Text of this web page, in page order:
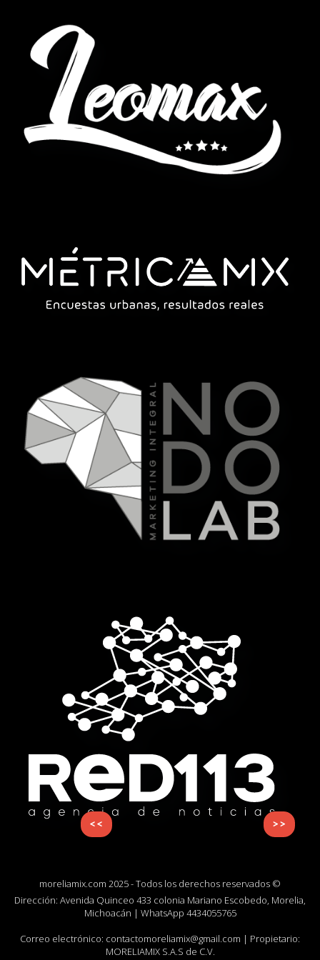
<< >>
moreliamix.com 2025 - Todos los derechos reservados ©
Dirección: Avenida Quinceo 433 colonia Mariano Escobedo, Morelia,
Michoacán | WhatsApp 4434055765
Correo electrónico: contactomoreliamix@gmail.com | Propietario:
MORELIAMIX S.A.S de C.V.